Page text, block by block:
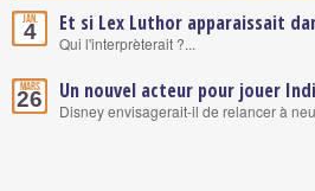
Jan.
4 Et si Lex Luthor apparaissait
Qui l'interprèterait ?...
Mars
26 Un nouvel acteur pour jouer
Disney envisagerait-il de relancer à